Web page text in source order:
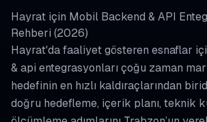
Hayrat için Mobil Backend & API
Rehberi (2026)
Hayrat'da faaliyet gösteren esnaflar
& api entegrasyonları çoğu zaman
hedefinin en hızlı kaldıraçlarından
doğru hedefleme, içerik planı, teknik